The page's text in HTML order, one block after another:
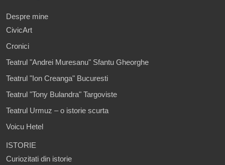
Despre mine
CivicArt
Cronici
Teatrul "Andrei Muresanu" Sfantu Gheorghe
Teatrul "Ion Creanga" Bucuresti
Teatrul "Tony Bulandra" Targoviste
Teatrul Urmuz – o istorie scurta
Voicu Hetel
ISTORIE
Curiozitati din istorie